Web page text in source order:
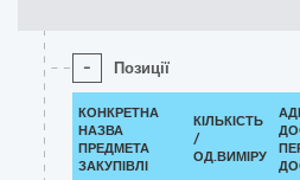
- Позиції
КОНКРЕТНА
НАЗВА
ПРЕДМЕТА
ЗАКУПІВЛІ
КІЛЬКІСТЬ
/
ОД.ВИМІРУ